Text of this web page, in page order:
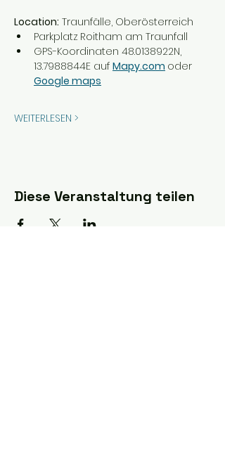
Location: Traunfälle, Oberösterreich
Parkplatz Roitham am Traunfall
GPS-Koordinaten 48.0138922N,
13.7988844E auf Mapy.com oder
Google maps
WEITERLESEN >
Diese Veranstaltung teilen